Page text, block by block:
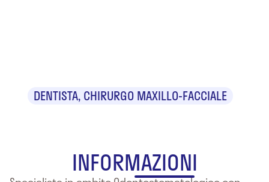
DENTISTA, CHIRURGO MAXILLO-FACCIALE
INFORMAZIONI